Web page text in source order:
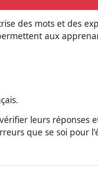
des mots et des
aux
leurs réponses
que se soi pour